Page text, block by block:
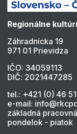
Regionálne
Záhradnícka 19
971 01 Prievidza
IČO: 34059113
DIČ: 2021447285
tel.: +421 (0) 46
e-mail:
základná
pondelok - piatok